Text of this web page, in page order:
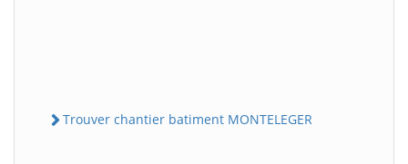
Trouver chantier batiment MONTELEGER